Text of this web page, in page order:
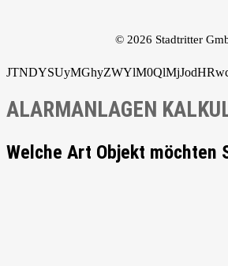
© 2026 Stadtritter
ALARMANLAGEN
Welche Art Objekt möchten